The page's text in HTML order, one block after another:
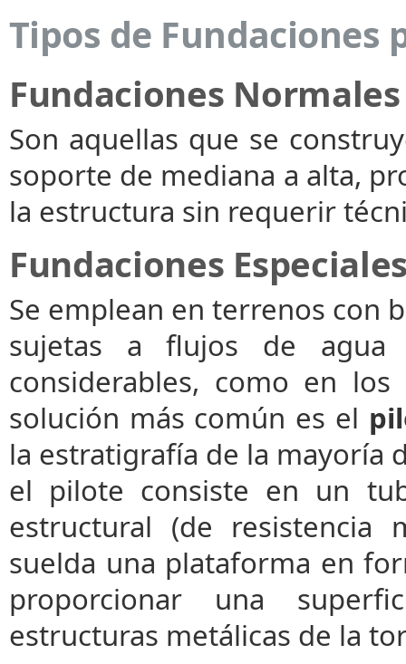
Tipos de Fundaciones
Fundaciones Normales
Son aquellas que se
soporte de mediana a alta,
la estructura sin requerir
Fundaciones
Se emplean en terrenos con
sujetas a flujos de agua
considerables, como en
solución más común es el
la estratigrafía de la mayoría
el pilote consiste en un
estructural (de resistencia
suelda una plataforma en
proporcionar una
estructuras metálicas de la